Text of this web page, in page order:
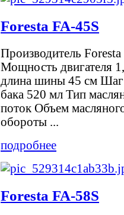
Foresta FA-45S
Производитель
Мощность двигателя
длина шины 45 см Шаг
бака 520 мл Тип
поток Объем
обороты ...
подробнее
Foresta FA-58S